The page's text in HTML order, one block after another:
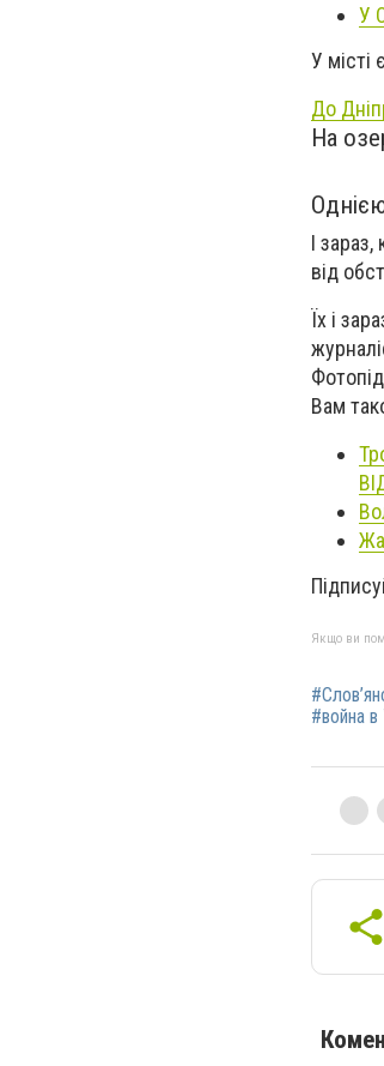
У
У місті
До
На
І
від
Їх і
Вам
Якщо ви
#война в